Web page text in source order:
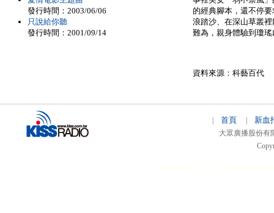
的經典腳本，還不停
浪踏沙、在深山草叢
難為，親身體驗到瓊
資料來源：科藝百代
發行時間：2003/06/06
只說給你聽
發行時間：2001/09/14
首頁 新血
大眾廣播股份有